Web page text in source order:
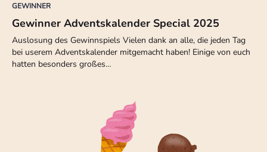
GEWINNER
Gewinner Adventskalender Special 2025
Auslosung des Gewinnspiels Vielen dank an alle, die jeden Tag
bei userem Adventskalender mitgemacht haben! Einige von euch
hatten besonders großes…